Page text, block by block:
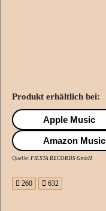
Produkt erhältlich bei:
Apple Music
Amazon Music
Quelle: FIESTA RECORDS GmbH
260 632